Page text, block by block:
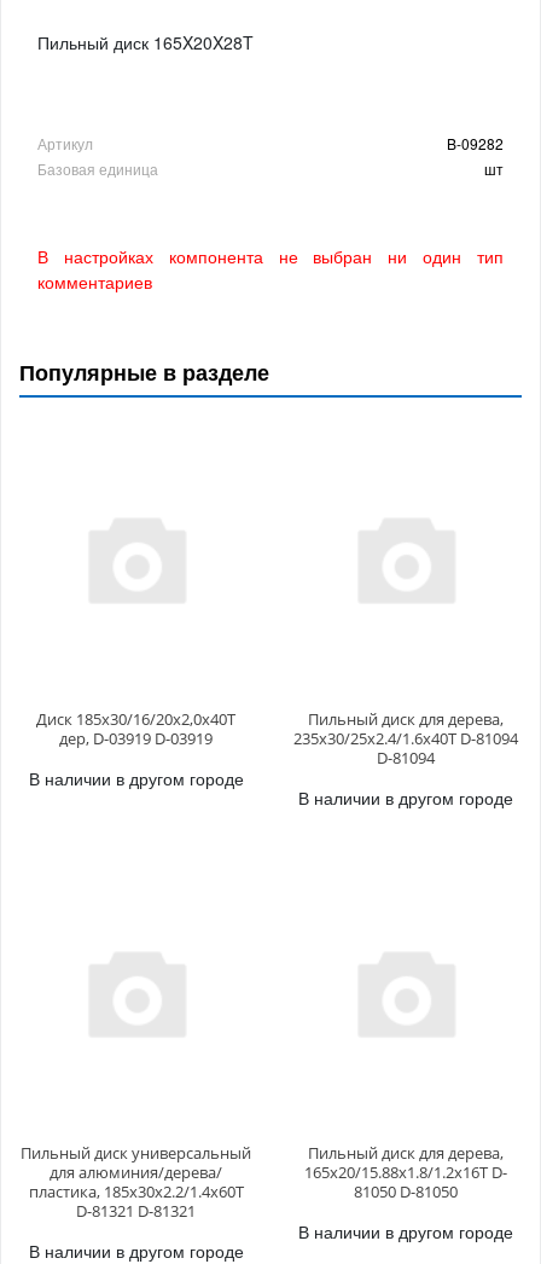
Пильный диск 165X20X28T
Артикул
B-09282
Базовая единица
шт
В настройках компонента не выбран ни один тип
комментариев
Популярные в разделе
Диск 185x30/16/20x2,0x40T
дер, D-03919 D-03919
В наличии в другом городе
Пильный диск для дерева,
235x30/25x2.4/1.6x40T D-81094
D-81094
В наличии в другом городе
Пильный диск универсальный
для алюминия/дерева/
пластика, 185x30x2.2/1.4x60T
D-81321 D-81321
В наличии в другом городе
Пильный диск для дерева,
165x20/15.88x1.8/1.2x16T D-
81050 D-81050
В наличии в другом городе